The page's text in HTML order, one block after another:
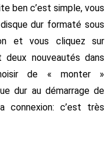
ben c’est simple, vous
dur formaté sous
et vous cliquez sur
nouveautés dans
de « monter »
dur au démarrage de
c’est très